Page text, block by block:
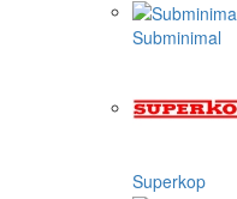
Subminimal
Superkop